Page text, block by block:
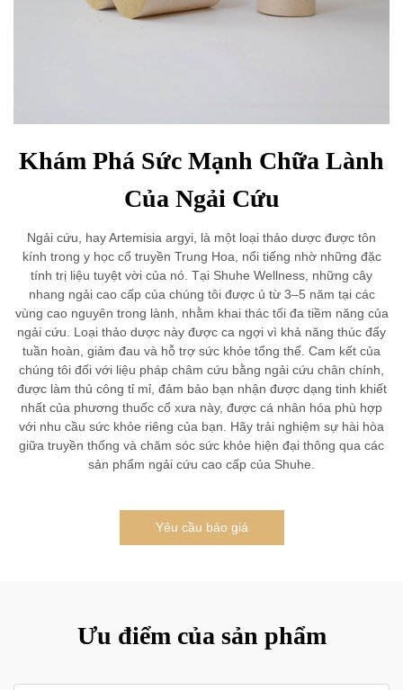
Khám Phá Sức Mạnh Chữa Lành
Của Ngải Cứu
Ngải cứu, hay Artemisia argyi, là một loại thảo dược được tôn
kính trong y học cổ truyền Trung Hoa, nổi tiếng nhờ những đặc
tính trị liệu tuyệt vời của nó. Tại Shuhe Wellness, những cây
nhang ngải cao cấp của chúng tôi được ủ từ 3–5 năm tại các
vùng cao nguyên trong lành, nhằm khai thác tối đa tiềm năng của
ngải cứu. Loại thảo dược này được ca ngợi vì khả năng thúc đẩy
tuần hoàn, giảm đau và hỗ trợ sức khỏe tổng thể. Cam kết của
chúng tôi đối với liệu pháp châm cứu bằng ngải cứu chân chính,
được làm thủ công tỉ mỉ, đảm bảo bạn nhận được dạng tinh khiết
nhất của phương thuốc cổ xưa này, được cá nhân hóa phù hợp
với nhu cầu sức khỏe riêng của bạn. Hãy trải nghiệm sự hài hòa
giữa truyền thống và chăm sóc sức khỏe hiện đại thông qua các
sản phẩm ngải cứu cao cấp của Shuhe.
Yêu cầu báo giá
Ưu điểm của sản phẩm